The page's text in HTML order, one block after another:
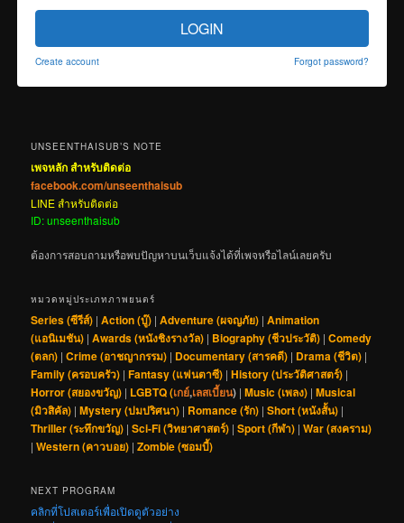
LOGIN
Create account Forgot password?
UNSEENTHAISUB’S NOTE
เพจหลัก สำหรับติดต่อ
facebook.com/unseenthaisub
LINE สำหรับติดต่อ
ID: unseenthaisub
ต้องการสอบถามหรือพบปัญหาบนเว็บแจ้งได้ที่เพจหรือไลน์เลยครับ
หมวดหมู่ประเภทภาพยนตร์
Series (ซีรีส์) |Action (บู๊) |Adventure (ผจญภัย) |Animation
(แอนิเมชัน) |Awards (หนังชิงรางวัล) | Biography (ชีวประวัติ) |Comedy
(ตลก) |Crime (อาชญากรรม) | Documentary (สารคดี) | Drama (ชีวิต) |
Family (ครอบครัว) |Fantasy (แฟนตาซี) |History (ประวัติศาสตร์) |
Horror (สยองขวัญ) | LGBTQ (เกย์,เลสเบี้ยน) |Music (เพลง) |Musical
(มิวสิคัล) |Mystery (ปมปริศนา) | Romance (รัก) |Short (หนังสั้น) |
Thriller (ระทึกขวัญ) |Sci-Fi (วิทยาศาสตร์) |Sport (กีฬา) |War (สงคราม)
|Western (คาวบอย) |Zombie (ซอมบี้)
NEXT PROGRAM
คลิกที่โปสเตอร์เพื่อเปิดดูตัวอย่าง